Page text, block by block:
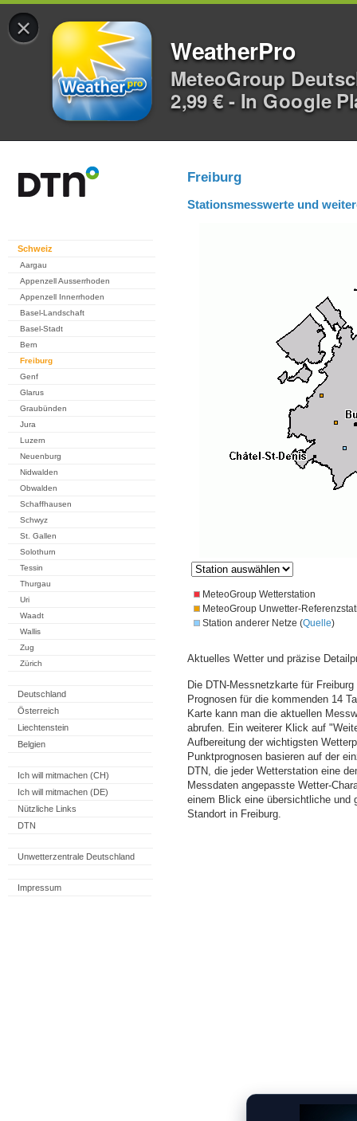
×
WeatherPro
MeteoGroup
2,99 € - In Google
Schweiz
Aargau
Appenzell Ausserrhoden
Appenzell Innerrhoden
Basel-Landschaft
Basel-Stadt
Bern
Freiburg
Genf
Glarus
Graubünden
Jura
Luzern
Neuenburg
Nidwalden
Obwalden
Schaffhausen
Schwyz
St. Gallen
Solothurn
Tessin
Thurgau
Uri
Waadt
Wallis
Zug
Zürich
Deutschland
Österreich
Liechtenstein
Belgien
Ich will mitmachen (CH)
Ich will mitmachen (DE)
Nützliche Links
DTN
Unwetterzentrale Deutschland
Impressum
Freiburg
Stationsmesswerte und
MeteoGroup Wetterstation
MeteoGroup Unwetter-
Station anderer Netze (Quelle)
Aktuelles Wetter und präzise
Die DTN-Messnetzkarte für
Prognosen für die kommenden 14
Karte kann man die aktuellen
abrufen. Ein weiterer Klick auf
Aufbereitung der wichtigsten
Punktprognosen basieren auf der
DTN, die jeder Wetterstation eine
Messdaten angepasste Wetter-
einem Blick eine übersichtliche und
Standort in Freiburg.